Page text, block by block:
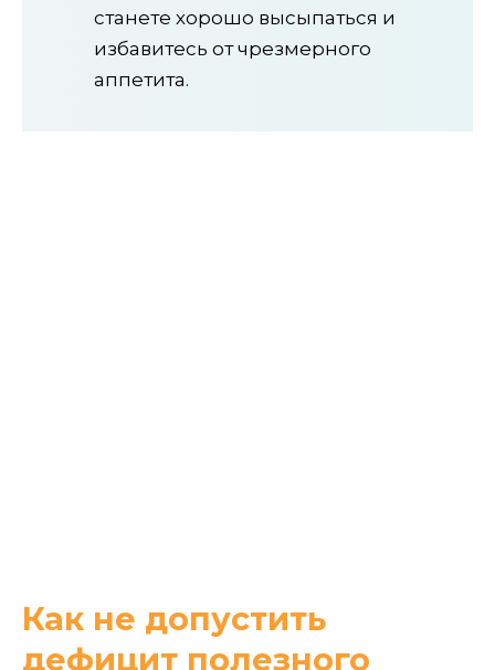
станете хорошо высыпаться и
избавитесь от чрезмерного
аппетита.
Как не допустить
дефицит полезного